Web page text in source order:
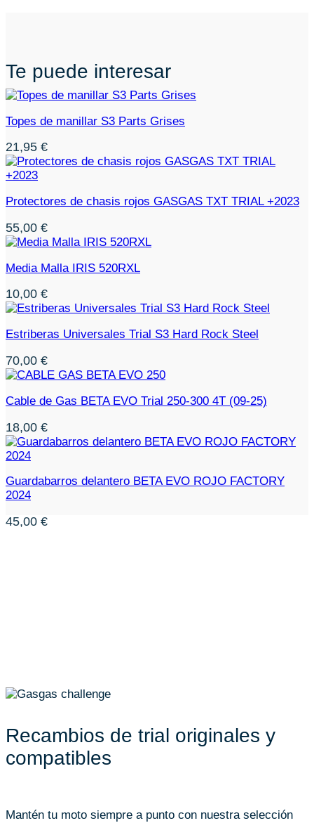
Te puede interesar
Topes de manillar S3 Parts Grises
21,95 €
Protectores de chasis rojos GASGAS TXT TRIAL +2023
55,00 €
Media Malla IRIS 520RXL
10,00 €
Estriberas Universales Trial S3 Hard Rock Steel
70,00 €
Cable de Gas BETA EVO Trial 250-300 4T (09-25)
18,00 €
Guardabarros delantero BETA EVO ROJO FACTORY
2024
45,00 €
Recambios de trial originales y
compatibles
Mantén tu moto siempre a punto con nuestra selección